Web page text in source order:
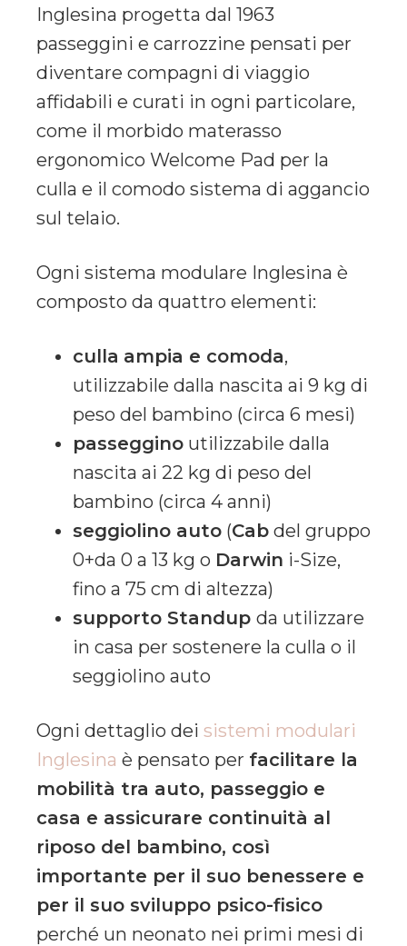
Inglesina progetta dal 1963
passeggini e carrozzine pensati per
diventare compagni di viaggio
affidabili e curati in ogni particolare,
come il morbido materasso
ergonomico Welcome Pad per la
culla e il comodo sistema di aggancio
sul telaio.
Ogni sistema modulare Inglesina è
composto da quattro elementi:
culla ampia e comoda,
utilizzabile dalla nascita ai 9 kg di
peso del bambino (circa 6 mesi)
passeggino utilizzabile dalla
nascita ai 22 kg di peso del
bambino (circa 4 anni)
seggiolino auto (Cab del gruppo
0+da 0 a 13 kg o Darwin i-Size,
fino a 75 cm di altezza)
supporto Standup da utilizzare
in casa per sostenere la culla o il
seggiolino auto
Ogni dettaglio dei sistemi modulari
Inglesina è pensato per facilitare la
mobilità tra auto, passeggio e
casa e assicurare continuità al
riposo del bambino, così
importante per il suo benessere e
per il suo sviluppo psico-fisico
perché un neonato nei primi mesi di